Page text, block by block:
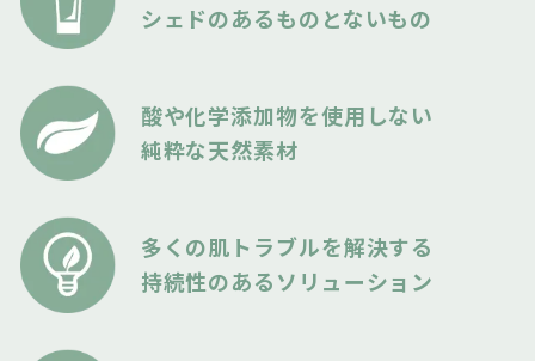
シェドのあるものとないもの
酸や化学添加物を使用しない
純粋な天然素材
多くの肌トラブルを解決する
持続性のあるソリューション